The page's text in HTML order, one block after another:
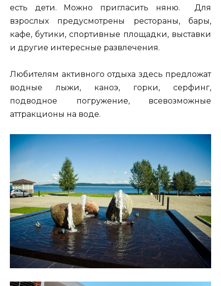
есть дети. Можно пригласить няню. Для
взрослых предусмотрены рестораны, бары,
кафе, бутики, спортивные площадки, выставки
и другие интересные развлечения.
Любителям активного отдыха здесь предложат
водные лыжи, каноэ, горки, серфинг,
подводное погружение, всевозможные
аттракционы на воде.